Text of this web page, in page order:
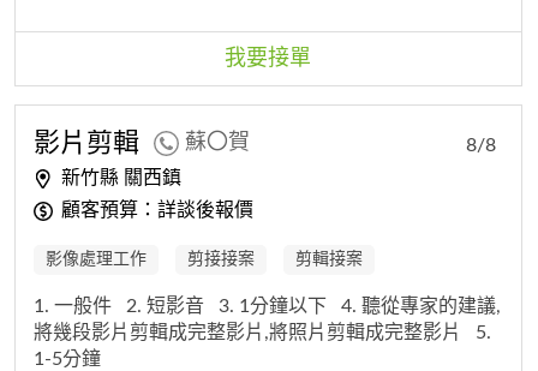
我要接單
影片剪輯 蘇〇賀
新竹縣 關西鎮
顧客預算：詳談後報價
8/8
影像處理工作 剪接接案 剪輯接案
1. 一般件 2. 短影音 3. 1分鐘以下
4. 聽從專家的建議,
將幾段影片剪輯成完整影片,將照片剪輯成完整影片
5.
1-5分鐘